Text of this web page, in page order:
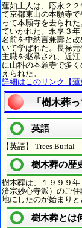
蓮如上人は、応永２
て京都東山の本願寺
って本願寺を去られ
ていかれた。永享３年
名前を中納言兼壽と
いて学ばれた。長禄
主職を継承され、近
に山科の本願寺で多
えられた。
詳細はこのリンク【蓮
「樹木葬
英語
【英語】 Trees Burial
樹木葬の歴
樹木葬は、１９９９
済宗妙心寺派）のご
地にしたのが始まりと
樹木葬とは